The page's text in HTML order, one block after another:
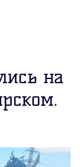
на